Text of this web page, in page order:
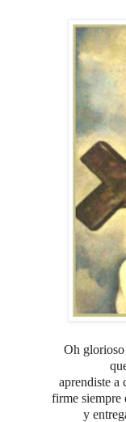
Oh
aprendiste a
firme siempre
y